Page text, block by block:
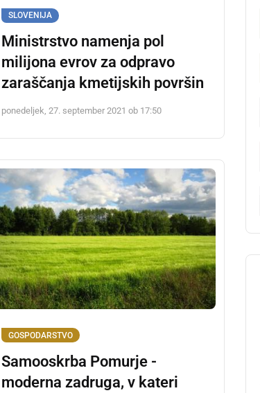
SLOVENIJA
Ministrstvo namenja pol
milijona evrov za odpravo
zaraščanja kmetijskih površin
ponedeljek, 27. september 2021 ob 17:50
GOSPODARSTVO
Samooskrba Pomurje -
moderna zadruga, v kateri